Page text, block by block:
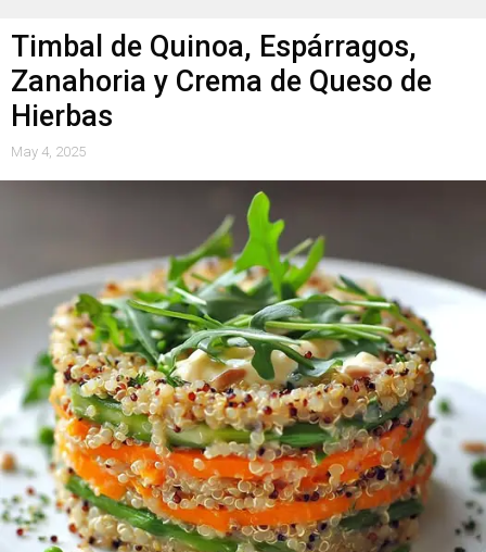
Timbal de Quinoa, Espárragos,
Zanahoria y Crema de Queso de
Hierbas
May 4, 2025